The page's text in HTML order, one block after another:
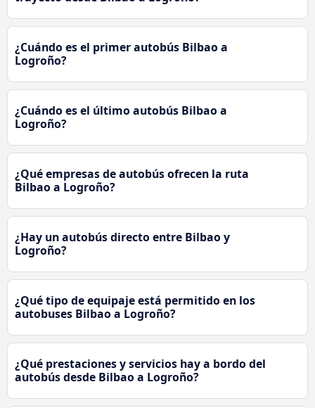
¿Cuándo es el primer autobús Bilbao a
Logroño?
¿Cuándo es el último autobús Bilbao a
Logroño?
¿Qué empresas de autobús ofrecen la ruta
Bilbao a Logroño?
¿Hay un autobús directo entre Bilbao y
Logroño?
¿Qué tipo de equipaje está permitido en los
autobuses Bilbao a Logroño?
¿Qué prestaciones y servicios hay a bordo del
autobús desde Bilbao a Logroño?